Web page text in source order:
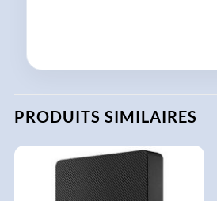
PRODUITS SIMILAIRES
AJOUTER